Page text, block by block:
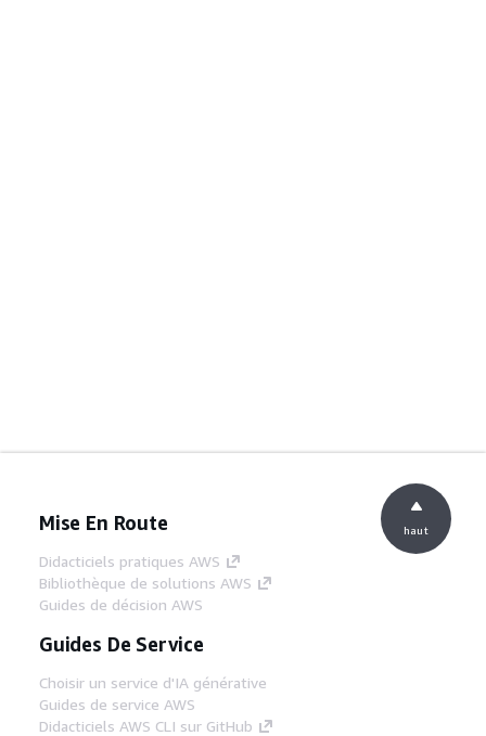
Mise En Route
Didacticiels pratiques AWS
Bibliothèque de solutions AWS
Guides de décision AWS
Guides De Service
Choisir un service d'IA générative
Guides de service AWS
Didacticiels AWS CLI sur GitHub
haut